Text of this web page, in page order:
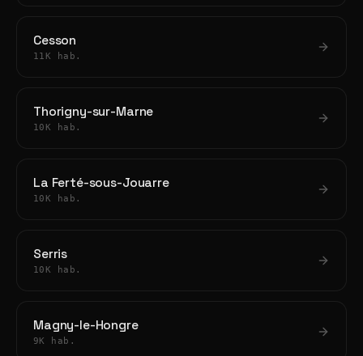
Cesson
11K hab.
Thorigny-sur-Marne
10K hab.
La Ferté-sous-Jouarre
10K hab.
Serris
10K hab.
Magny-le-Hongre
9K hab.